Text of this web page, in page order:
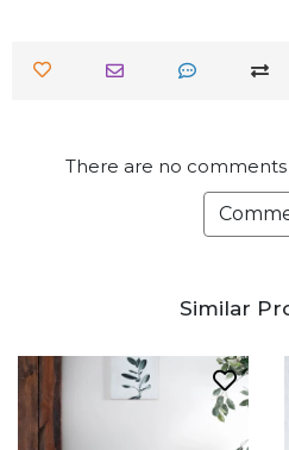
There are no
Similar